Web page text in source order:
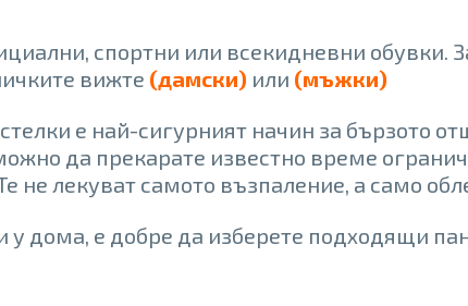
спортни или всекидневни обувки.
вижте (дамски) или (мъжки)
е най-сигурният начин за бързото
да прекарате известно време
не лекуват самото възпаление, а само
у дома, е добре да изберете подходящи